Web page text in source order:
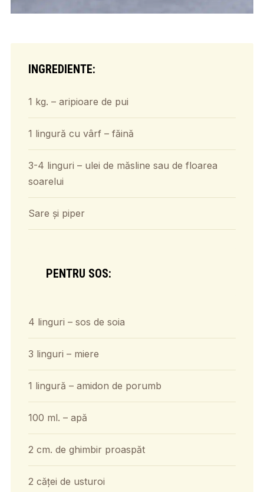
INGREDIENTE:
1 kg. – aripioare de pui
1 lingură cu vârf – făină
3-4 linguri – ulei de măsline sau de floarea
soarelui
Sare și piper
PENTRU SOS:
4 linguri – sos de soia
3 linguri – miere
1 lingură – amidon de porumb
100 ml. – apă
2 cm. de ghimbir proaspăt
2 căței de usturoi